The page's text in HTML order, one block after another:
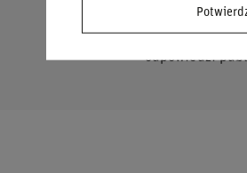
Zadaj pytanie a
odpowiedzi